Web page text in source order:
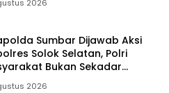
2026
Sumbar Dijawab Aksi
Solok Selatan, Polri
Bukan Sekadar
2026